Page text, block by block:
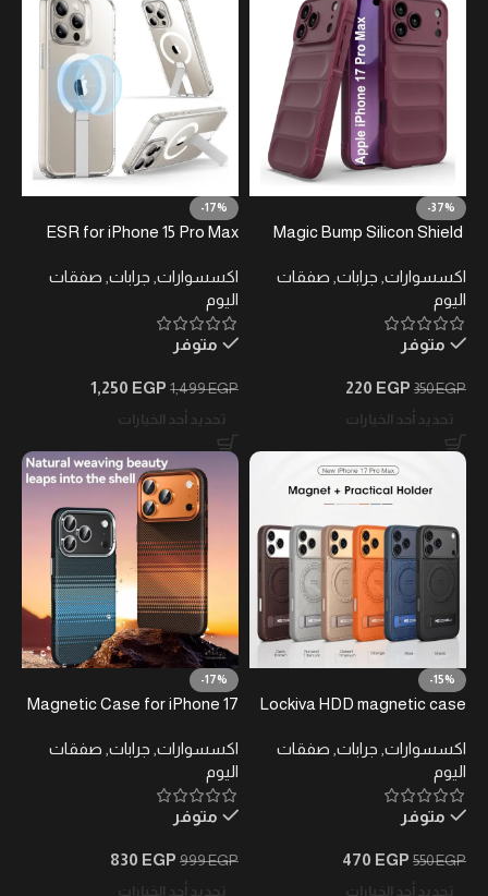
-37%
Magic Bump Silicon Shield
اكسسوارات جرابات صفقات
اليوم
متوفر
350EGP
220 EGP
تحديد أحد الخيارات
-17%
ESR for iPhone 15 Pro Max
اكسسوارات جرابات صفقات
اليوم
متوفر
1,499EGP
1,250 EGP
تحديد أحد الخيارات
-15%
Lockiva HDD magnetic case
اكسسوارات جرابات صفقات
اليوم
متوفر
550EGP
470 EGP
تحديد أحد الخيارات
-17%
Magnetic Case for iPhone 17
اكسسوارات جرابات صفقات
اليوم
متوفر
999EGP
830 EGP
تحديد أحد الخيارات